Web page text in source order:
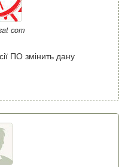
com
ПО змінить дану